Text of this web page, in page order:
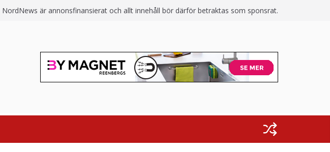
NordNews är annonsfinansierat och allt innehåll bör därför betraktas som sponsrat.